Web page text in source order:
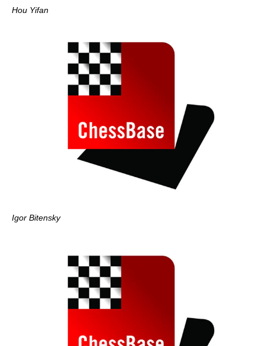
Hou Yifan
Igor Bitensky